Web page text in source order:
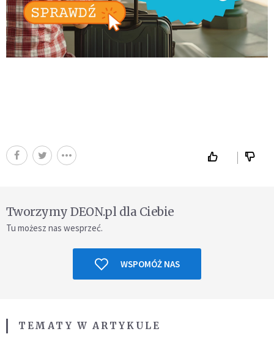
Tworzymy DEON.pl dla Ciebie
Tu możesz nas wesprzeć.
WSPOMÓŻ NAS
TEMATY W ARTYKULE